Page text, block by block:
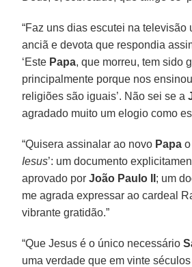
“Faz uns dias escutei na televisão
anciã e devota que respondia
‘Este Papa, que morreu, tem sido
principalmente porque nos
religiões são iguais’. Não sei se a
agradado muito um elogio como
“Quisera assinalar ao novo Papa o
Iesus’: um documento
aprovado porJoão Paulo II ; um
me agrada expressar ao cardeal
vibrante gratidão.”
“Que Jesus é o único necessário
uma verdade que em vinte